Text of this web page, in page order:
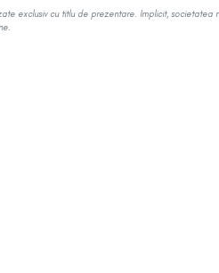
exclusiv cu titlu de prezentare. Implicit, societatea